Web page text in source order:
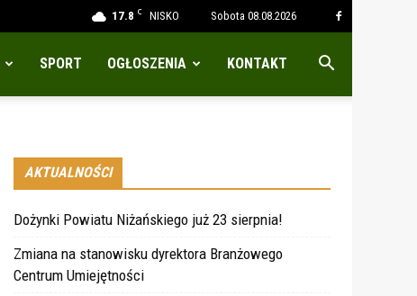
17.8 C NISKO Sobota 08.08.2026
SPORT OGŁOSZENIA KONTAKT
AKTUALNOŚCI
Dożynki Powiatu Niżańskiego już 23 sierpnia!
Zmiana na stanowisku dyrektora Branżowego
Centrum Umiejętności